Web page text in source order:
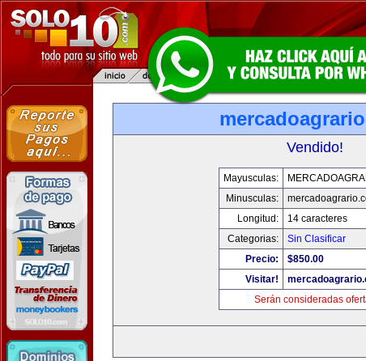
Vendido!
Mayusculas:
Minusculas:
Longitud:
14 caracteres
Categorias:
Sin Clasificar
Precio:
$850.00
Visitar!
Serán consideradas